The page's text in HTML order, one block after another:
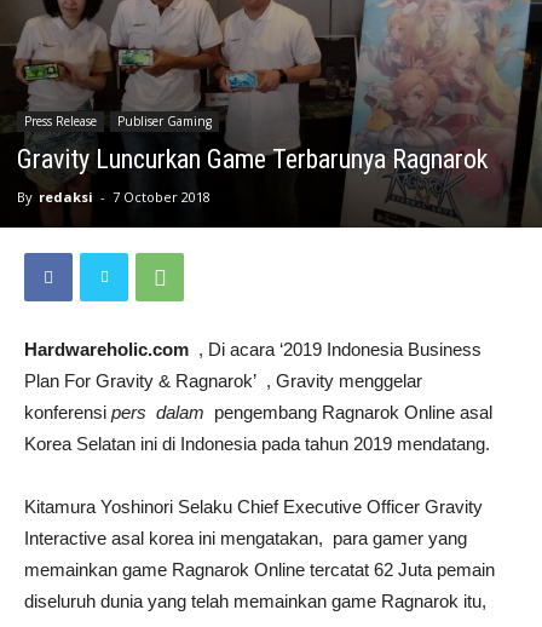
Press Release Publiser Gaming
Gravity Luncurkan Game Terbarunya Ragnarok
By redaksi - 7 October 2018
Hardwareholic.com , Di acara ‘2019 Indonesia Business
Plan For Gravity & Ragnarok’ , Gravity menggelar
konferensi pers dalam pengembang Ragnarok Online asal
Korea Selatan ini di Indonesia pada tahun 2019 mendatang.
Kitamura Yoshinori Selaku Chief Executive Officer Gravity
Interactive asal korea ini mengatakan, para gamer yang
memainkan game Ragnarok Online tercatat 62 Juta pemain
diseluruh dunia yang telah memainkan game Ragnarok itu,